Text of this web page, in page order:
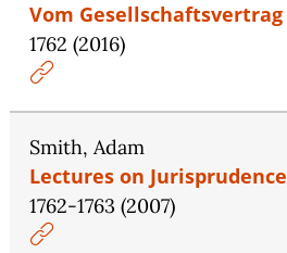
Vom Gesellschaftsvertrag
1762 (2016)
Smith, Adam
Lectures on Jurisprudence
1762-1763 (2007)